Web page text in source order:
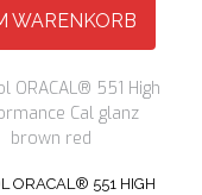
WARENKORB
ORACAL® 551 HIGH